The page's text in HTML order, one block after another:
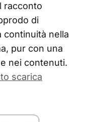
racconto
di
continuità nella
pur con una
nei contenuti.
scarica